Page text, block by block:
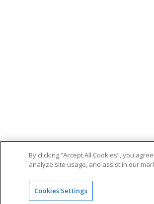
By clicking “Accept All Cookies”, you
analyze site usage, and assist in our
Cookies Settings